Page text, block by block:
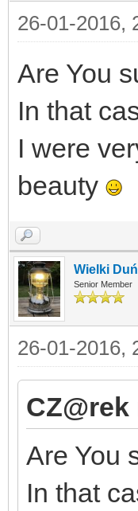
26-01-2016,
Are You
In that
I were
beauty
Wielki
Senior Member
26-01-2016,
CZ@rek
Are You
In that